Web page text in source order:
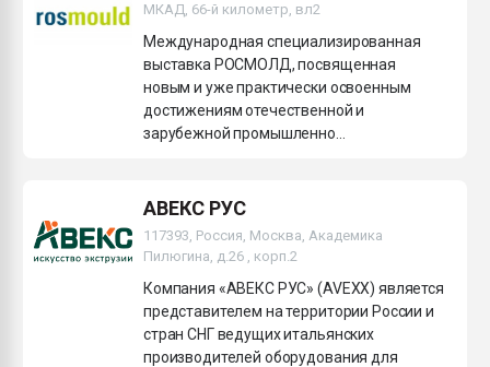
МКАД, 66-й километр, вл2
Международная специализированная
выставка РОСМОЛД, посвященная
новым и уже практически освоенным
достижениям отечественной и
зарубежной промышленно...
АВЕКС РУС
117393, Россия, Москва, Академика
Пилюгина, д.26 , корп.2
Компания «АВЕКС РУС» (AVEXX) является
представителем на территории России и
стран СНГ ведущих итальянских
производителей оборудования для